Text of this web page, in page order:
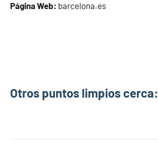
Página Web: barcelona.es
Otros puntos limpios cerca: